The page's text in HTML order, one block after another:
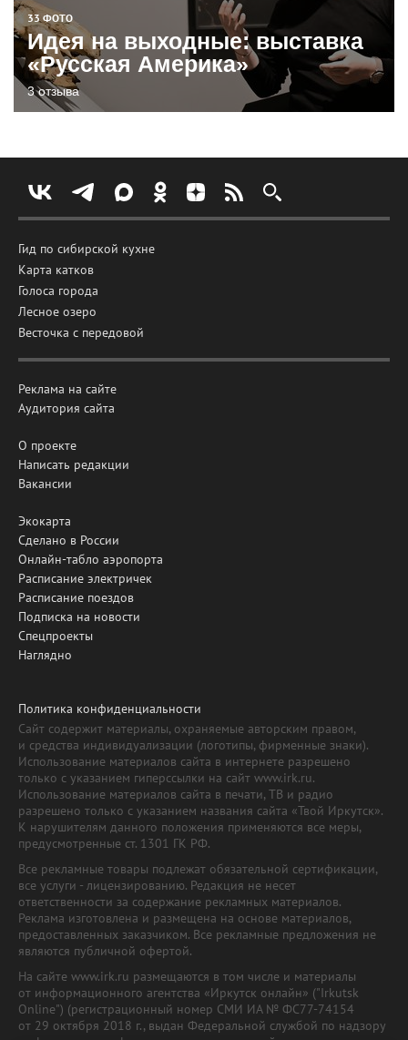
33 ФОТО
Идея на выходные: выставка
«Русская Америка»
3 отзыва
Гид по сибирской кухне
Карта катков
Голоса города
Лесное озеро
Весточка с передовой
Реклама на сайте
Аудитория сайта
О проекте
Написать редакции
Вакансии
Экокарта
Сделано в России
Онлайн-табло аэропорта
Расписание электричек
Расписание поездов
Подписка на новости
Спецпроекты
Наглядно
Политика конфиденциальности
Сайт содержит материалы, охраняемые авторским правом,
и средства индивидуализации (логотипы, фирменные знаки).
Использование материалов сайта в интернете разрешено
только с указанием гиперссылки на сайт www.irk.ru.
Использование материалов сайта в печати, ТВ и радио
разрешено только с указанием названия сайта «Твой Иркутск».
К нарушителям данного положения применяются все меры,
предусмотренные ст. 1301 ГК РФ.
Все рекламные товары подлежат обязательной сертификации,
все услуги - лицензированию. Редакция не несет
ответственности за содержание рекламных материалов.
Реклама изготовлена и размещена на основе материалов,
предоставленных заказчиком. Все рекламные предложения не
являются публичной офертой.
На сайте www.irk.ru размещаются в том числе и материалы
от информационного агентства «Иркутск онлайн» ("Irkutsk
Online") (регистрационный номер СМИ ИА № ФС77-74154
от 29 октября 2018 г., выдан Федеральной службой по надзору